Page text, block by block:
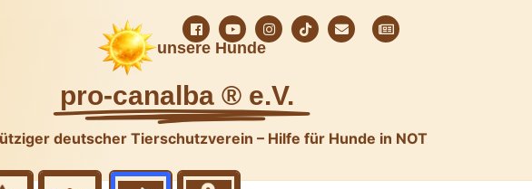
unsere Hunde
pro-canalba ® e.V.
deutscher Tierschutzverein – Hilfe für Hunde in NOT